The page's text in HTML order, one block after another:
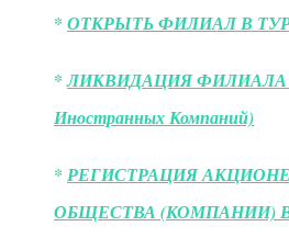
*ОТКРЫТЬ ФИЛИАЛ В
*ЛИКВИДАЦИЯ ФИЛИАЛА
Иностранных Компаний)
*РЕГИСТРАЦИЯ
ОБЩЕСТВА (КОМПАНИИ)